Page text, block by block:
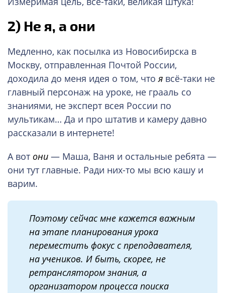
2) Не я, а они
Медленно, как посылка из Новосибирска в
Москву, отправленная Почтой России,
доходила до меня идея о том, чтоя всё-таки не
главный персонаж на уроке, не грааль со
знаниями, не эксперт всея России по
мультикам… Да и про штатив и камеру давно
рассказали в интернете!
А вот они — Маша, Ваня и остальные ребята —
они тут главные. Ради них-то мы всю кашу и
варим.
Поэтому сейчас мне кажется важным
на этапе планирования урока
переместить фокус с преподавателя,
на учеников. И быть, скорее, не
ретранслятором знания, а
организатором процесса поиска